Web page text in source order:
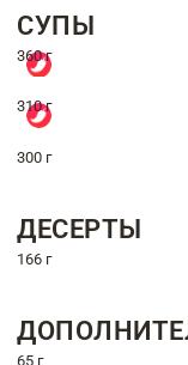
СУПЫ
360 г
310 г
300 г
ДЕСЕРТЫ
166 г
65 г